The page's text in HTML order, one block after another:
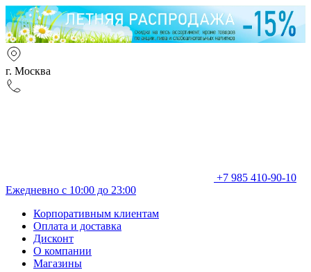
г. Москва
+7 985 410-90-10
Ежедневно с 10:00 до 23:00
Корпоративным клиентам
Оплата и доставка
Дисконт
О компании
Магазины